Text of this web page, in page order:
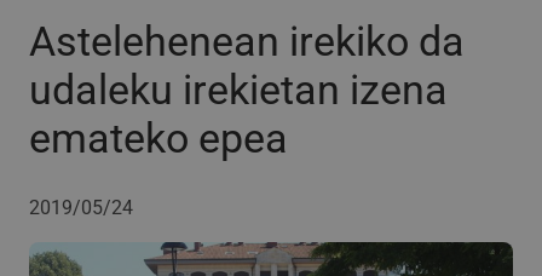
Astelehenean irekiko da
udaleku irekietan izena
emateko epea
2019/05/24